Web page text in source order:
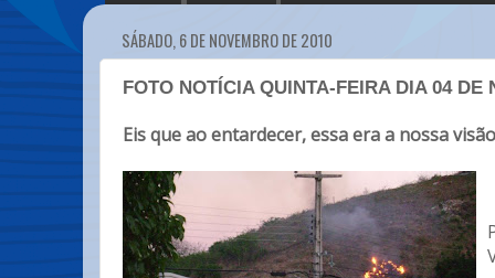
SÁBADO, 6 DE NOVEMBRO DE 2010
FOTO NOTÍCIA QUINTA-FEIRA DIA 04 DE
Eis que ao entardecer, essa era a nossa